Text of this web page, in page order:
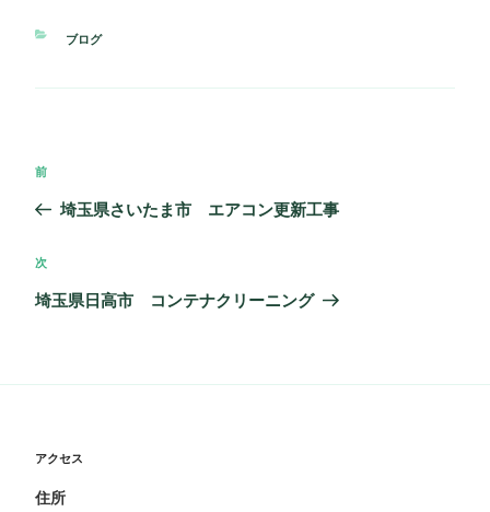
カ
ゴ
ブログ
稿
ナ
ゲ
ー
過
稿
前
埼玉県さいたま市 エアコン更新工事
次
投
次
埼玉県日高市 コンテナクリーニング
アクセス
住所